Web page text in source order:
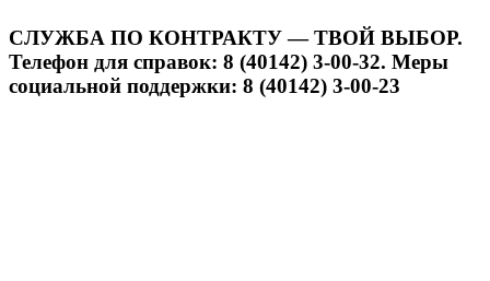
СЛУЖБА ПО КОНТРАКТУ — ТВОЙ ВЫБОР.
Телефон для справок: 8 (40142) 3-00-32. Меры
социальной поддержки: 8 (40142) 3-00-23